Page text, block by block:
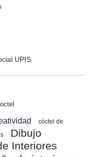
UPIS
cóctel de
Dibujo
Interiores